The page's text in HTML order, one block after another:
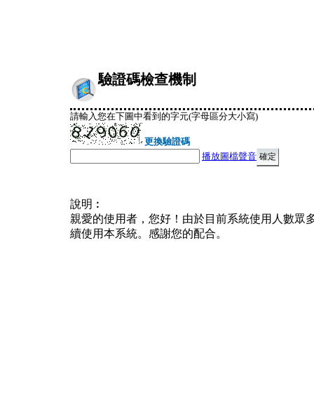
驗證碼檢查機制
請輸入您在下圖中看到的字元(字母區分大小寫)
更換驗證碼
播放圖檔聲音
說明︰
親愛的使用者，您好！由於目前系統使用人數眾
續使用本系統。感謝您的配合。